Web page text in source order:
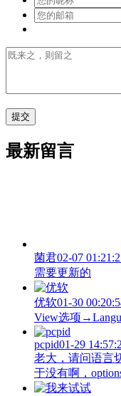
最新留言
菌君02-07
需要更新的
优软01-30
View‌选项
pcpid01-29
老大，请问语言
于没有啊，